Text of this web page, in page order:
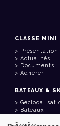
CLASSE MINI
Présentation
Actualités
Documents
Adhérer
BATEAUX &
Bateaux